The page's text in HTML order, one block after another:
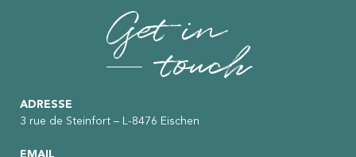
Get in
touch
ADRESSE
3 rue de Steinfort – L-8476 Eischen
EMAIL